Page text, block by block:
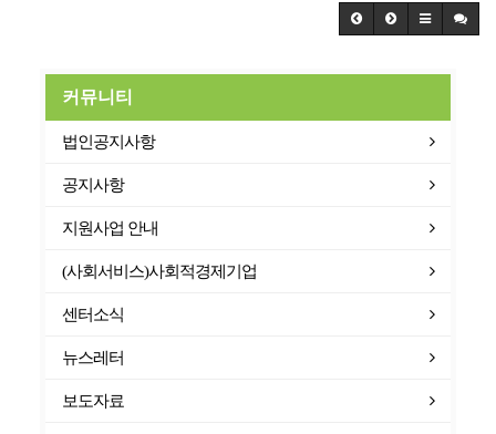
커뮤니티
법인공지사항
공지사항
지원사업 안내
(사회서비스)사회적경제기업
센터소식
뉴스레터
보도자료